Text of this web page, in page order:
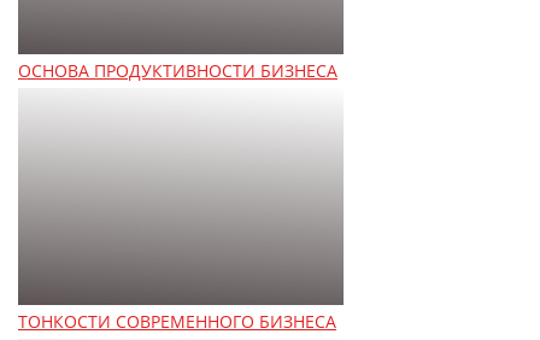
ОСНОВА ПРОДУКТИВНОСТИ БИЗНЕСА
ТОНКОСТИ СОВРЕМЕННОГО БИЗНЕСА